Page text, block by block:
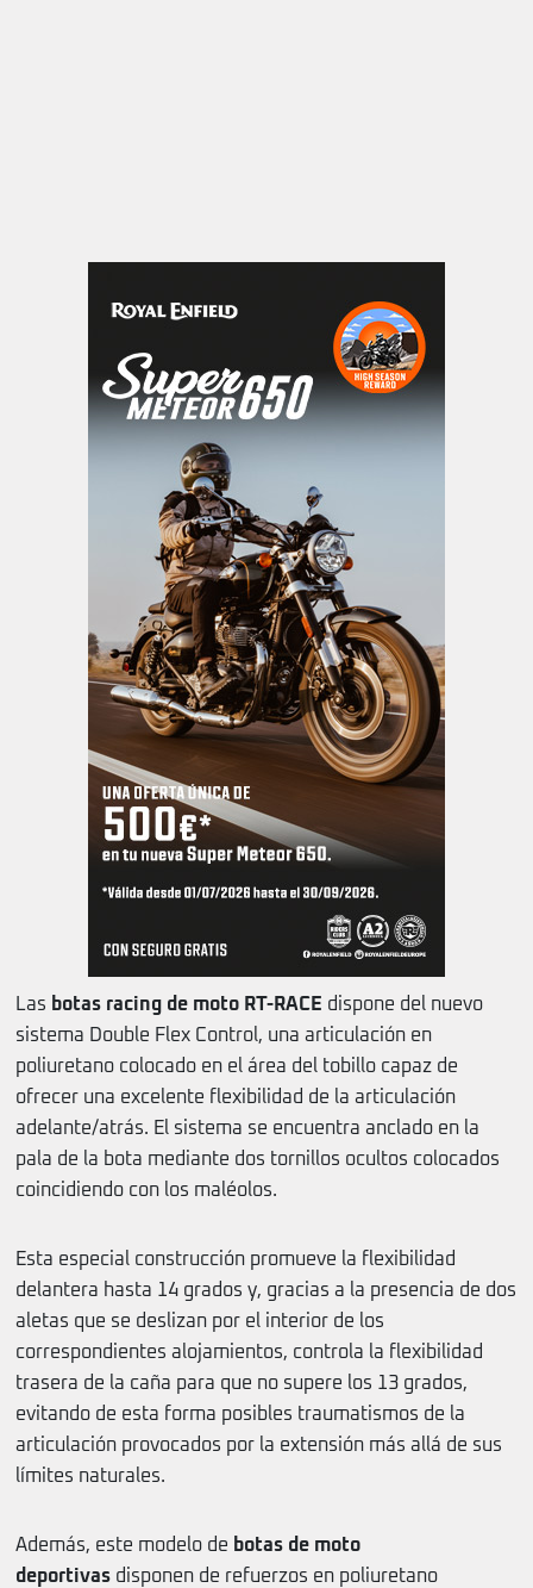
Las botas racing de moto RT-RACE dispone del nuevo
sistema Double Flex Control, una articulación en
poliuretano colocado en el área del tobillo capaz de
ofrecer una excelente flexibilidad de la articulación
adelante/atrás. El sistema se encuentra anclado en la
pala de la bota mediante dos tornillos ocultos colocados
coincidiendo con los maléolos.
Esta especial construcción promueve la flexibilidad
delantera hasta 14 grados y, gracias a la presencia de dos
aletas que se deslizan por el interior de los
correspondientes alojamientos, controla la flexibilidad
trasera de la caña para que no supere los 13 grados,
evitando de esta forma posibles traumatismos de la
articulación provocados por la extensión más allá de sus
límites naturales.
Además, este modelo de botas de moto
deportivas disponen de refuerzos en poliuretano